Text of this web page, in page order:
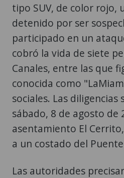
tipo SUV, de color rojo,
detenido por ser
participado en un
cobró la vida de siete
Canales, entre las que
conocida como
sociales. Las
sábado, 8 de agosto de
asentamiento El
a un costado del
Las autoridades